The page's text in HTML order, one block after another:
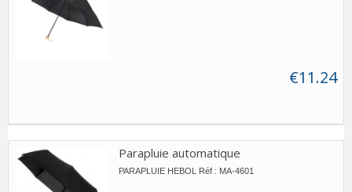
€11.24
Parapluie automatique
PARAPLUIE HEBOL Réf : MA-4601